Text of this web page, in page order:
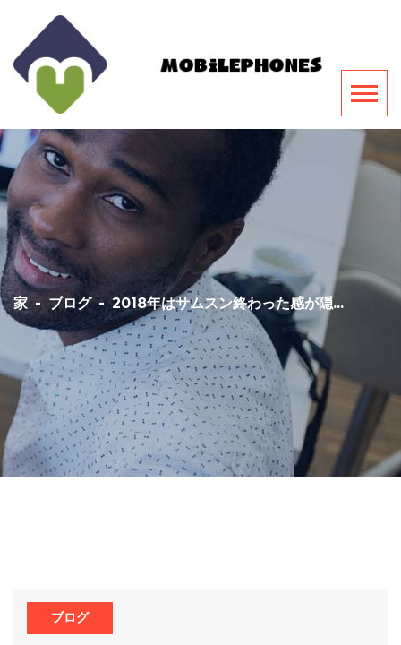
家 - ブログ - 2018年はサムスン終わった感が隠...
ブログ